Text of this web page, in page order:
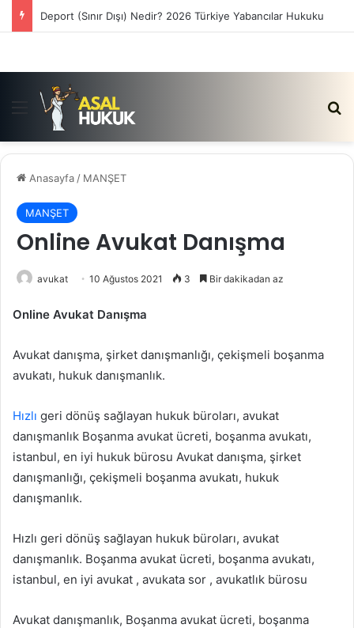
Deport (Sınır Dışı) Nedir? 2026 Türkiye Yabancılar Hukuku
Menü
Anasayfa / MANŞET
MANŞET
Online Avukat Danışma
avukat 10 Ağustos 2021 3 Bir dakikadan az
Online Avukat Danışma
Avukat danışma, şirket danışmanlığı, çekişmeli boşanma
avukatı, hukuk danışmanlık.
Hızlı geri dönüş sağlayan hukuk büroları, avukat
danışmanlık Boşanma avukat ücreti, boşanma avukatı,
istanbul, en iyi hukuk bürosu Avukat danışma, şirket
danışmanlığı, çekişmeli boşanma avukatı, hukuk
danışmanlık.
Hızlı geri dönüş sağlayan hukuk büroları, avukat
danışmanlık. Boşanma avukat ücreti, boşanma avukatı,
istanbul, en iyi avukat , avukata sor , avukatlık bürosu
Avukat danışmanlık, Boşanma avukat ücreti, boşanma